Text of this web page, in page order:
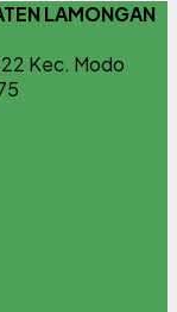
LAMONGAN
Kec. Modo